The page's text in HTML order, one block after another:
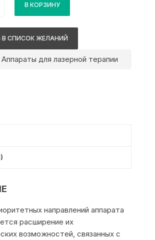
В КОРЗИНУ
В СПИСОК ЖЕЛАНИЙ
Аппараты для лазерной терапии
направлений аппарата
расширение их
возможностей, связанных с